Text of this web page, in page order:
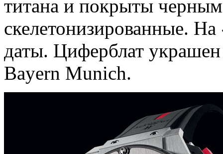
титана и покрыты
скелетонизированные.
даты. Циферблат
Bayern Munich.